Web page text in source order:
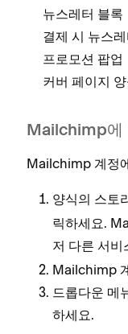
뉴스레터 블록
결제 시 뉴스
프로모션 팝업
커버 페이지
Mailchimp에
Mailchimp 계정
양식의 스토
릭하세요.
저 다른 서비
Mailchimp
드롭다운 메
하세요.